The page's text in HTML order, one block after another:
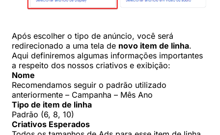
Após escolher o tipo de anúncio, você será
redirecionado a uma tela de novo item de linha.
Aqui definiremos algumas informações importantes
a respeito dos nossos criativos e exibição:
Nome
Recomendamos seguir o padrão utilizado
anteriormente – Campanha – Mês Ano
Tipo de item de linha
Padrão (6, 8, 10)
Criativos Esperados